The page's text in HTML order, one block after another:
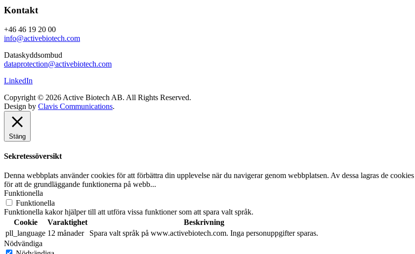
Kontakt
+46 46 19 20 00
info@activebiotech.com
Dataskyddsombud
dataprotection@activebiotech.com
LinkedIn
Copyright © 2026 Active Biotech AB. All Rights Reserved.
Design by Clavis Communications.
Stäng
Sekretessöversikt
Denna webbplats använder cookies för att förbättra din upplevelse när du navigerar genom webbplatsen. Av dessa lagras de
för att de grundläggande funktionerna på webb...
Funktionella
Funktionella
Funktionella kakor hjälper till att utföra vissa funktioner som att spara valt språk.
Cookie
Varaktighet
Beskrivning
pll_language 12 månader
Spara valt språk på www.activebiotech.com. Inga personuppgifter sparas.
Nödvändiga